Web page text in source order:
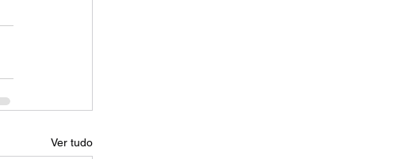
Ver tudo